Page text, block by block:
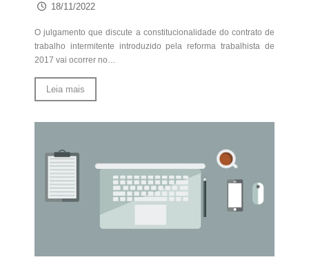
18/11/2022
O julgamento que discute a constitucionalidade do contrato de
trabalho intermitente introduzido pela reforma trabalhista de
2017 vai ocorrer no…
Leia mais